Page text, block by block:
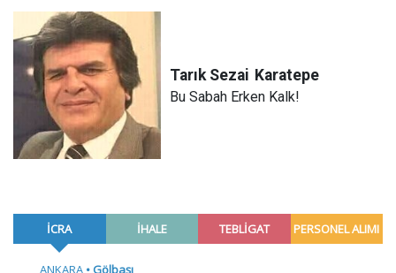
Tarık Sezai Karatepe
Bu Sabah Erken Kalk!